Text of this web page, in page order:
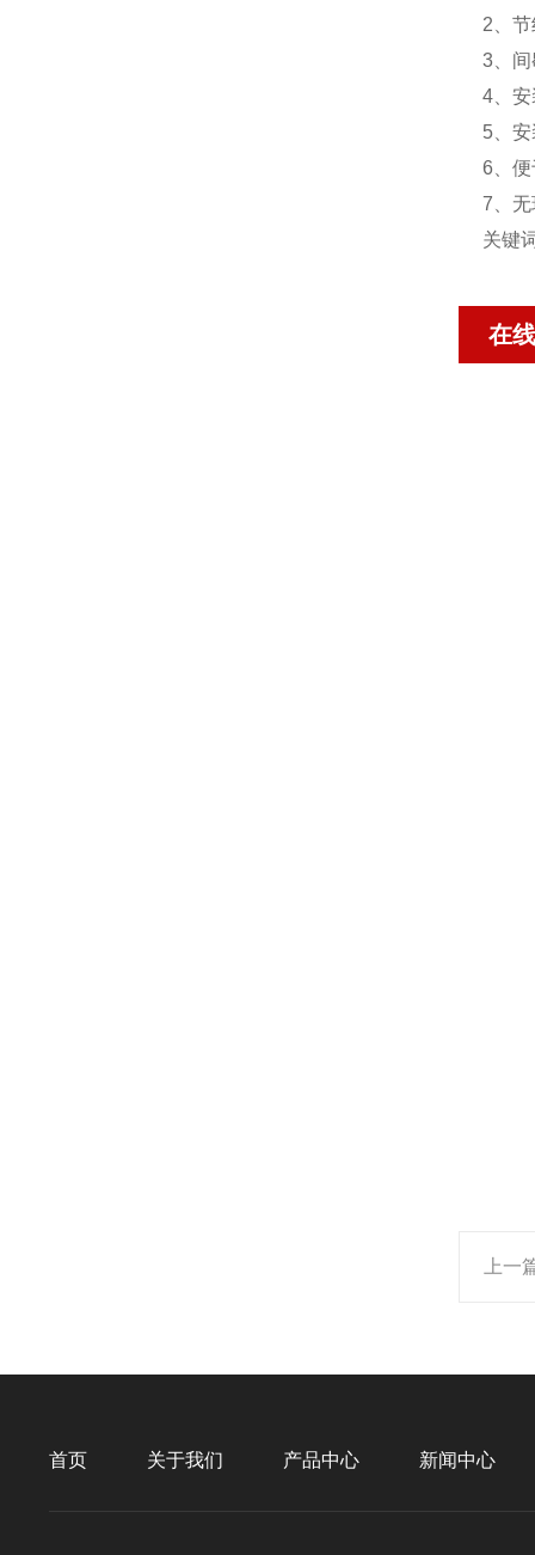
2、
3、
4、
5、
6、
7、
关键
在
上一
首页 关于我们 产品中心 新闻中心